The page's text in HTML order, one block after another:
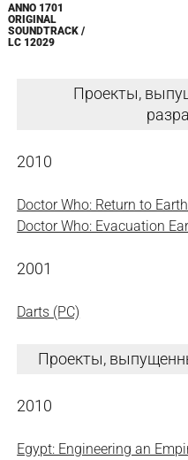
ANNO 1701
ORIGINAL
SOUNDTRACK /
LC 12029
Проекты,
2010
Doctor Who: Return to
Doctor Who: Evacuation
2001
Darts (PC)
Проекты,
2010
Egypt: Engineering an